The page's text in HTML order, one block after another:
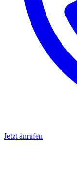
Jetzt anrufen